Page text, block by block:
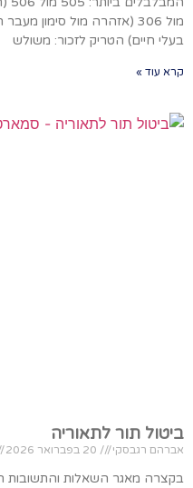
בעלי חיים) הטריק לזכור: משולש
קרא עוד »
ביטול תור לתאוריה
אברהם רגבסקי
בקצרה מאגר השאלות